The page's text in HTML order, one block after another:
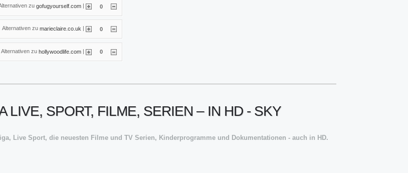
zu gofugyourself.com | 0
Alternativen zu marieclaire.co.uk 0
Alternativen zu hollywoodlife.com | 0
SPORT, FILME, SERIEN – IN HD - SKY
Live Sport, die neuesten Filme und TV Serien, Kinderprogramme und Dokumentationen - auch in HD.